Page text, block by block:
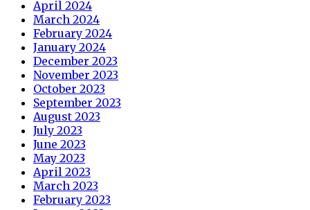
April 2024
March 2024
February 2024
January 2024
December 2023
November 2023
October 2023
September 2023
August 2023
July 2023
June 2023
May 2023
April 2023
March 2023
February 2023